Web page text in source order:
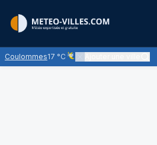
Coulommes17 °C
Ciel voilé par des